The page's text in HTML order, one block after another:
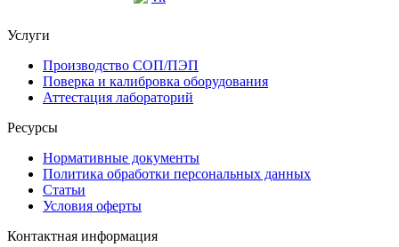
Услуги
Производство СОП/ПЭП
Поверка и калибровка оборудования
Аттестация лабораторий
Ресурсы
Нормативные документы
Политика обработки персональных данных
Статьи
Условия оферты
Контактная информация